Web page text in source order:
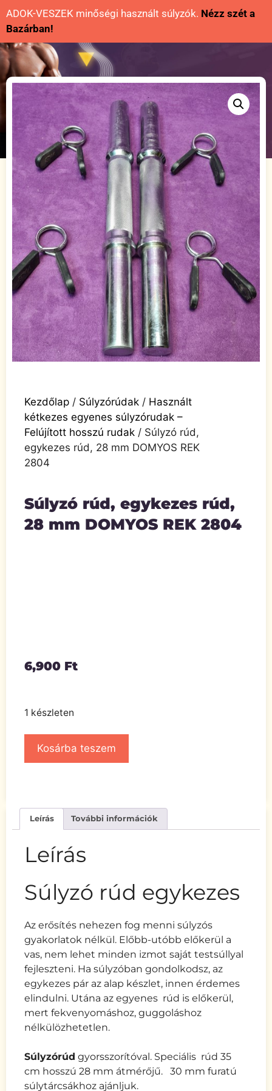
ADOK-VESZEK minőségi használt súlyzók. Nézz szét a
Bazárban!
Kezdőlap / Súlyzórúdak / Használt
kétkezes egyenes súlyzórudak –
Felújított hosszú rudak / Súlyzó rúd,
egykezes rúd, 28 mm DOMYOS REK
2804
Súlyzó rúd, egykezes rúd,
28 mm DOMYOS REK 2804
6,900 Ft
1 készleten
Kosárba teszem
Leírás További információk
Leírás
Súlyzó rúd egykezes
Az erősítés nehezen fog menni súlyzós
gyakorlatok nélkül. Előbb-utóbb előkerül a
vas, nem lehet minden izmot saját testsúllyal
fejleszteni. Ha súlyzóban gondolkodsz, az
egykezes pár az alap készlet, innen érdemes
elindulni. Utána az egyenes rúd is előkerül,
mert fekvenyomáshoz, guggoláshoz
nélkülözhetetlen.
Súlyzórúd gyorsszorítóval. Speciális rúd 35
cm hosszú 28 mm átmérőjű. 30 mm furatú
súlytárcsákhoz ajánljuk.